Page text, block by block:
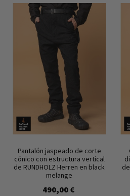
Pantalón jaspeado de corte
cónico con estructura vertical
de RUNDHOLZ Herren en black
melange
490,00 €